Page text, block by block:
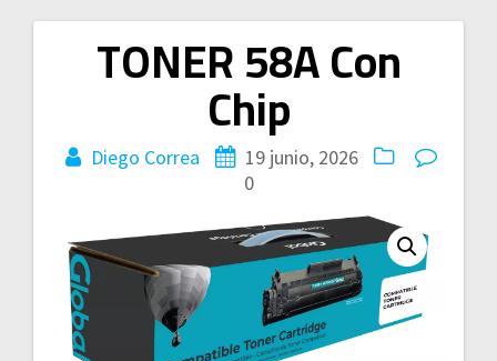
TONER 58A Con
Chip
Diego Correa
19 junio, 2026
0
Navegación
de
entradas